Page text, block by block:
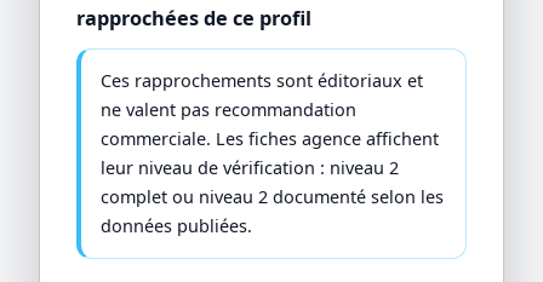
rapprochées de ce profil
Ces rapprochements sont éditoriaux et
ne valent pas recommandation
commerciale. Les fiches agence affichent
leur niveau de vérification : niveau 2
complet ou niveau 2 documenté selon les
données publiées.